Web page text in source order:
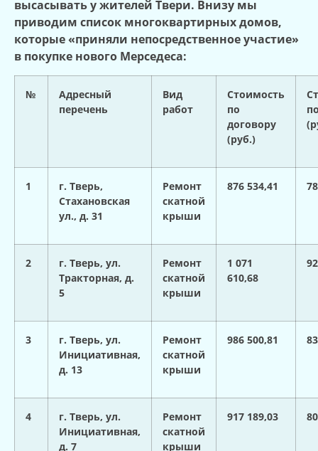
высасывать у жителей Твери. Внизу мы
приводим список многоквартирных домов,
которые «приняли непосредственное участие»
в покупке нового Мерседеса:
№
Адресный
перечень
Вид
работ
Стоимость
по
договору
(руб.)
1
г. Тверь,
Стахановская
ул., д. 31
Ремонт
скатной
крыши
876 534,41
2
г. Тверь, ул.
Тракторная, д.
5
Ремонт
скатной
крыши
1 071
610,68
3
г. Тверь, ул.
Инициативная,
д. 13
Ремонт
скатной
крыши
986 500,81
4
г. Тверь, ул.
Инициативная,
д. 7
Ремонт
скатной
крыши
917 189,03